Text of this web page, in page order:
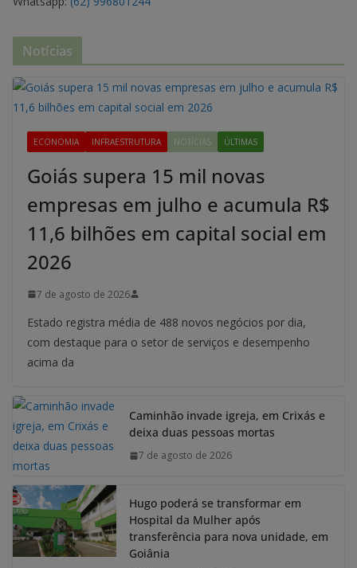
Notícias
ECONOMIA INFRAESTRUTURA NOTÍCIAS ÚLTIMAS
Goiás supera 15 mil novas
empresas em julho e acumula R$
11,6 bilhões em capital social em
2026
7 de agosto de 2026
Estado registra média de 488 novos negócios por dia,
com destaque para o setor de serviços e desempenho
acima da
Caminhão invade igreja, em Crixás e
deixa duas pessoas mortas
7 de agosto de 2026
Hugo poderá se transformar em
Hospital da Mulher após
transferência para nova unidade, em
Goiânia